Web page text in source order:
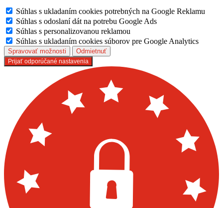
Súhlas s ukladaním cookies potrebných na Google Reklamu
Súhlas s odoslaní dát na potrebu Google Ads
Súhlas s personalizovanou reklamou
Súhlas s ukladaním cookies súborov pre Google Analytics
Spravovať možnosti Odmietnuť
Prijať odporúčané nastavenia